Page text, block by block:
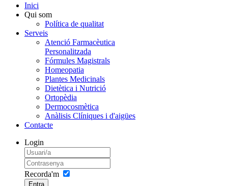
Inici
Qui som
Política de qualitat
Serveis
Atenció Farmacèutica
Personalitzada
Fórmules Magistrals
Homeopatia
Plantes Medicinals
Dietètica i Nutrició
Ortopèdia
Dermocosmètica
Anàlisis Clíniques i d'aigües
Contacte
Login
Recorda'm
Entra